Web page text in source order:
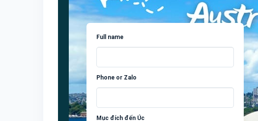
Full name
Phone or Zalo
Mục đích đến Úc